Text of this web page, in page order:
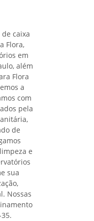
caixa
Flora,
em
além
Flora
a
com
pela
de
e
sua
Nossas